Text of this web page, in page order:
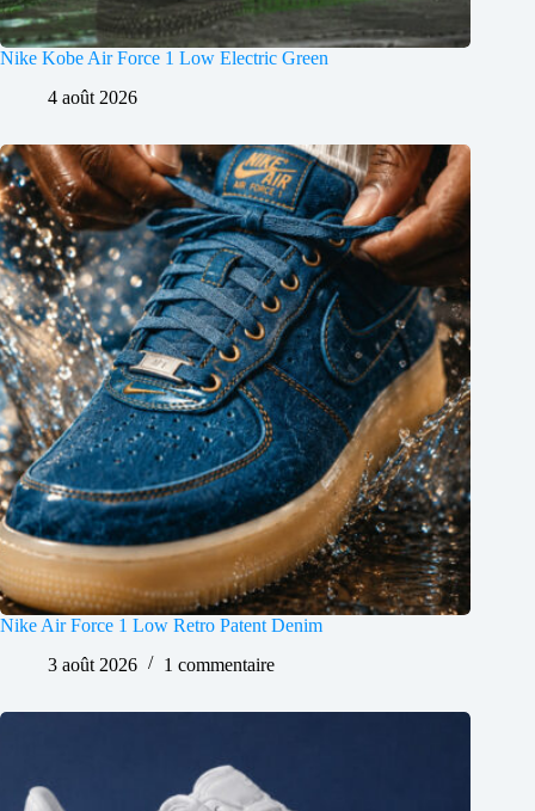
Nike Kobe Air Force 1 Low Electric Green
4 août 2026
Nike Air Force 1 Low Retro Patent Denim
3 août 2026
1 commentaire